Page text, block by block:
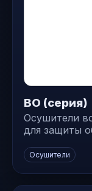
ВО (серия)
Осушители
для защиты
Осушители